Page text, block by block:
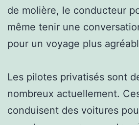
de molière, le conducteur
même tenir une
pour un voyage plus
Les pilotes privatisés sont
nombreux actuellement.
conduisent des voitures